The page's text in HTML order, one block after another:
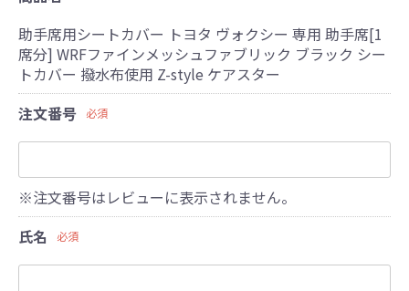
助手席用シートカバー トヨタ ヴォクシー 専用 助手席[1
席分] WRFファインメッシュファブリック ブラック シー
トカバー 撥水布使用 Z-style ケアスター
注文番号
必須
※注文番号はレビューに表示されません。
氏名
必須